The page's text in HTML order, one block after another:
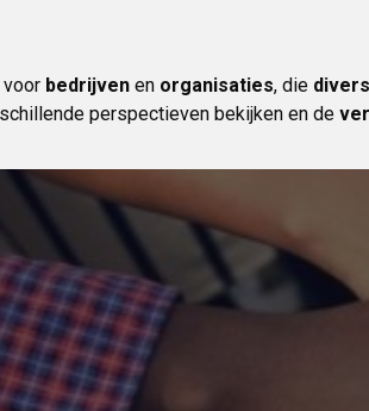
voor bedrijven en organisaties, die
perspectieven bekijken en de